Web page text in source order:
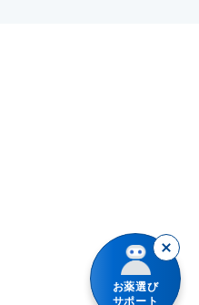
お薬選び
サポート